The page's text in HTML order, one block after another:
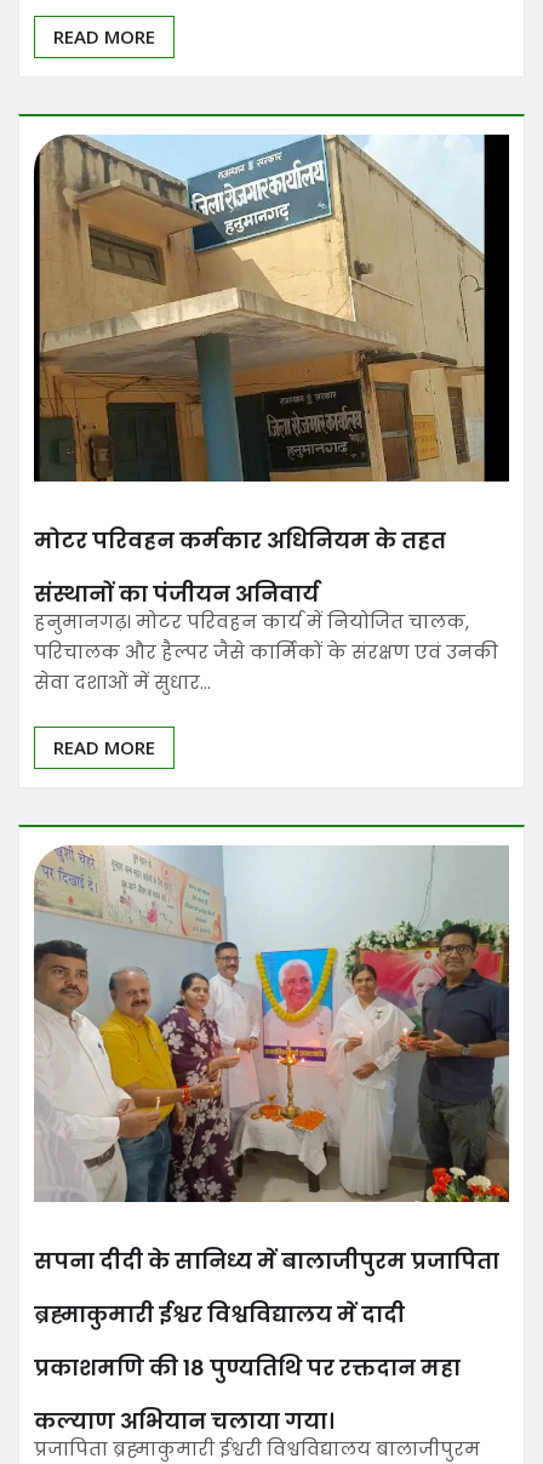
READ MORE
मोटर परिवहन कर्मकार अधिनियम के तहत
संस्थानों का पंजीयन अनिवार्य
हनुमानगढ़। मोटर परिवहन कार्य में नियोजित चालक,
परिचालक और हैल्पर जैसे कार्मिकों के संरक्षण एवं उनकी
सेवा दशाओं में सुधार…
READ MORE
सपना दीदी के सानिध्य में बालाजीपुरम प्रजापिता
ब्रह्माकुमारी ईश्वर विश्वविद्यालय में दादी
प्रकाशमणि की 18 पुण्यतिथि पर रक्तदान महा
कल्याण अभियान चलाया गया।
प्रजापिता ब्रह्माकुमारी ईश्वरी विश्वविद्यालय बालाजीपुरम